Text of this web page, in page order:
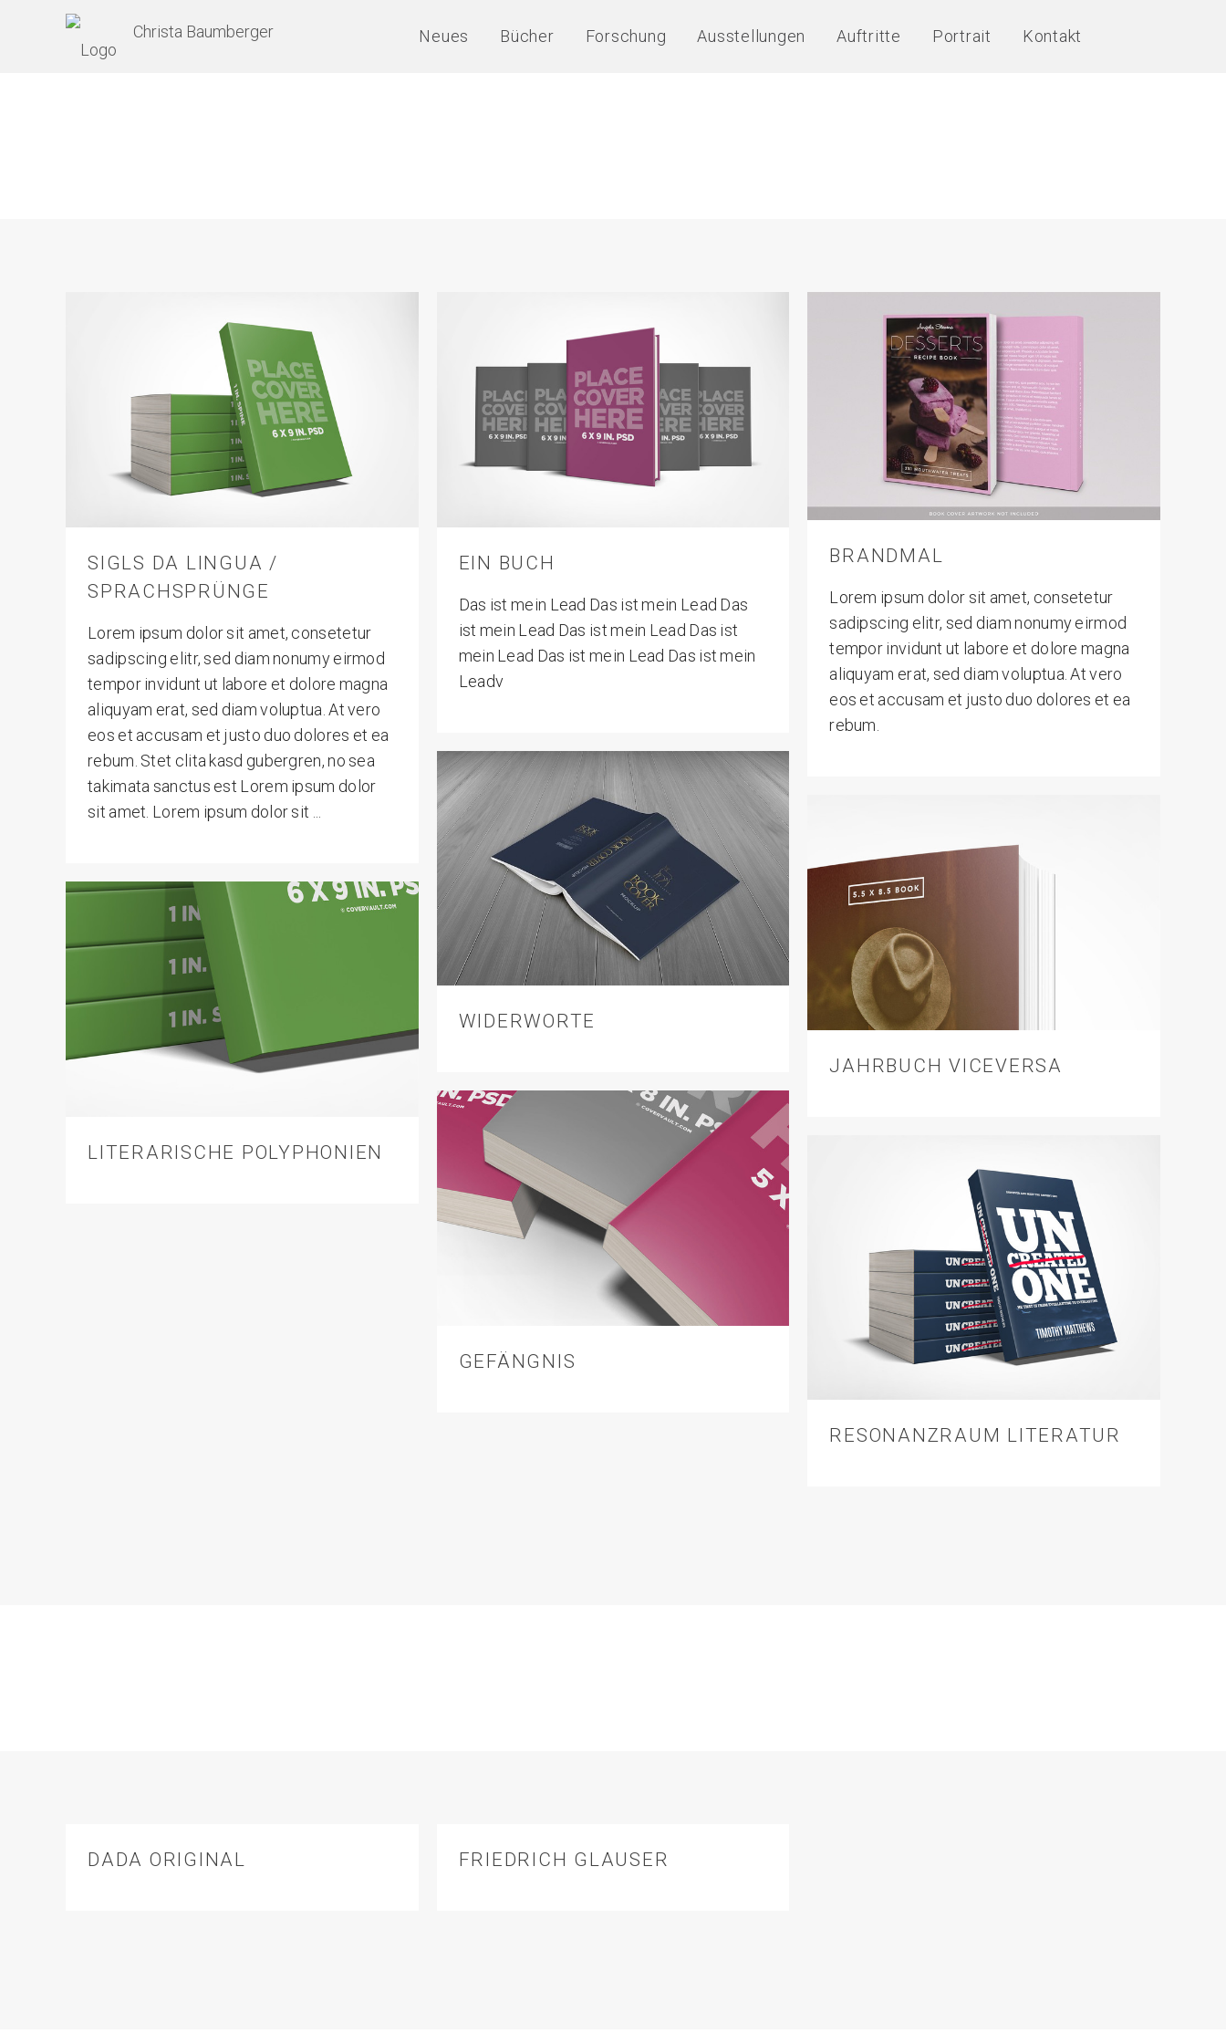
Christa Baumberger Neues Bücher Forschung Ausstellungen Auftritte Portrait Kontakt
SIGLS DA LINGUA /
SPRACHSPRÜNGE
Lorem ipsum dolor sit amet, consetetur
sadipscing elitr, sed diam nonumy eirmod
tempor invidunt ut labore et dolore magna
aliquyam erat, sed diam voluptua. At vero
eos et accusam et justo duo dolores et ea
rebum. Stet clita kasd gubergren, no sea
takimata sanctus est Lorem ipsum dolor
sit amet. Lorem ipsum dolor sit ...
EIN BUCH
Das ist mein Lead Das ist mein Lead Das
ist mein Lead Das ist mein Lead Das ist
mein Lead Das ist mein Lead Das ist mein
Leadv
BRANDMAL
Lorem ipsum dolor sit amet, consetetur
sadipscing elitr, sed diam nonumy eirmod
tempor invidunt ut labore et dolore magna
aliquyam erat, sed diam voluptua. At vero
eos et accusam et justo duo dolores et ea
rebum.
WIDERWORTE
JAHRBUCH VICEVERSA
LITERARISCHE POLYPHONIEN
GEFÄNGNIS
RESONANZRAUM LITERATUR
DADA ORIGINAL FRIEDRICH GLAUSER